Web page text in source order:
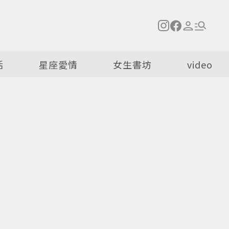
星座愛情 女生書坊 video